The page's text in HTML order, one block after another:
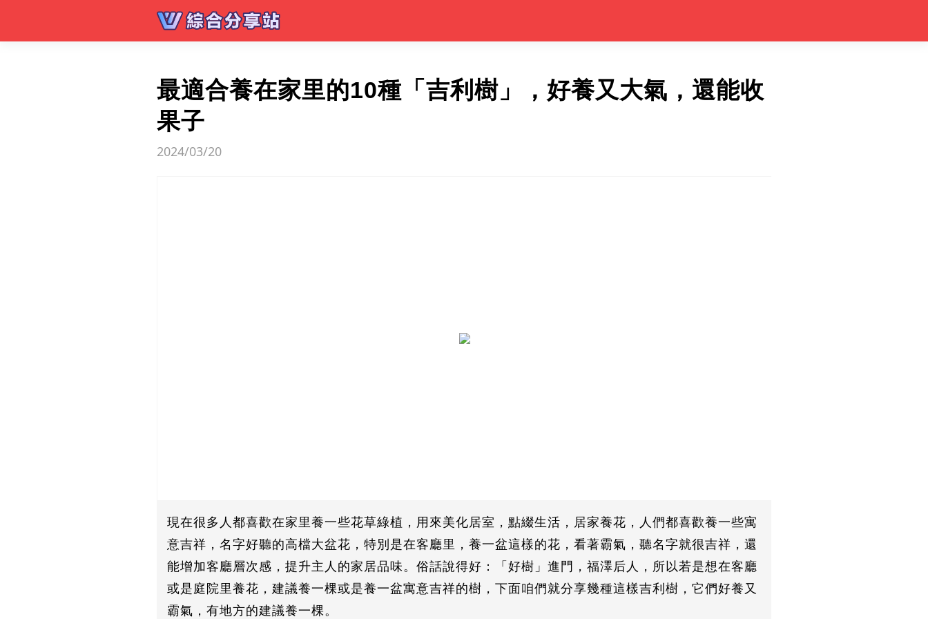
最適合養在家里的10種「吉利樹」，好養又大氣，還能收
果子
2024/03/20
現在很多人都喜歡在家里養一些花草綠植，用來美化居室，點綴生活，居家養花，人們都喜歡養一些寓
意吉祥，名字好聽的高檔大盆花，特別是在客廳里，養一盆這樣的花，看著霸氣，聽名字就很吉祥，還
能增加客廳層次感，提升主人的家居品味。俗話說得好：「好樹」進門，福澤后人，所以若是想在客廳
或是庭院里養花，建議養一棵或是養一盆寓意吉祥的樹，下面咱們就分享幾種這樣吉利樹，它們好養又
霸氣，有地方的建議養一棵。